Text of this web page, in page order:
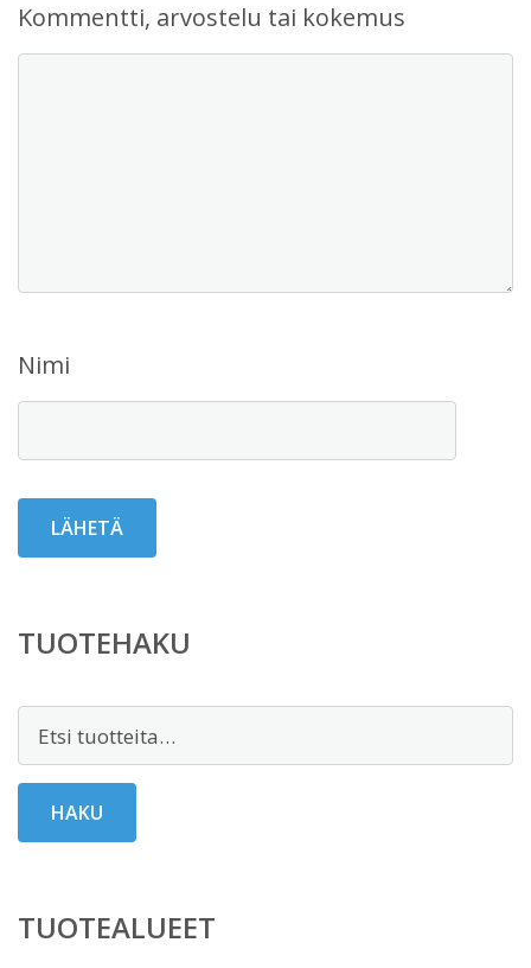
Kommentti, arvostelu tai kokemus
Nimi
TUOTEHAKU
HAKU
TUOTEALUEET